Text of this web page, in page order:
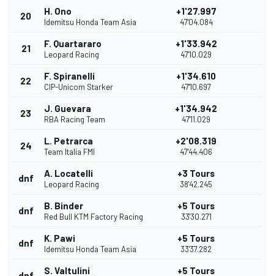
20 H. Ono
Idemitsu Honda Team Asia
+1'27.997
47'04.084
21 F. Quartararo
Leopard Racing
+1'33.942
47'10.029
22 F. Spiranelli
CIP-Unicom Starker
+1'34.610
47'10.697
23 J. Guevara
RBA Racing Team
+1'34.942
47'11.029
24 L. Petrarca
Team Italia FMI
+2'08.319
47'44.406
dnf A. Locatelli
Leopard Racing
+3 Tours
38'42.245
dnf B. Binder
Red Bull KTM Factory Racing
+5 Tours
33'30.271
dnf K. Pawi
Idemitsu Honda Team Asia
+5 Tours
33'37.282
S. Valtulini +5 Tours